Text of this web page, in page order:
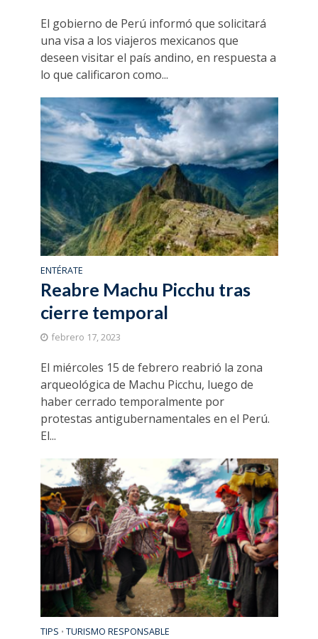
El gobierno de Perú informó que solicitará
una visa a los viajeros mexicanos que
deseen visitar el país andino, en respuesta a
lo que calificaron como...
ENTÉRATE
Reabre Machu Picchu tras
cierre temporal
febrero 17, 2023
El miércoles 15 de febrero reabrió la zona
arqueológica de Machu Picchu, luego de
haber cerrado temporalmente por
protestas antigubernamentales en el Perú.
El...
TIPS • TURISMO RESPONSABLE